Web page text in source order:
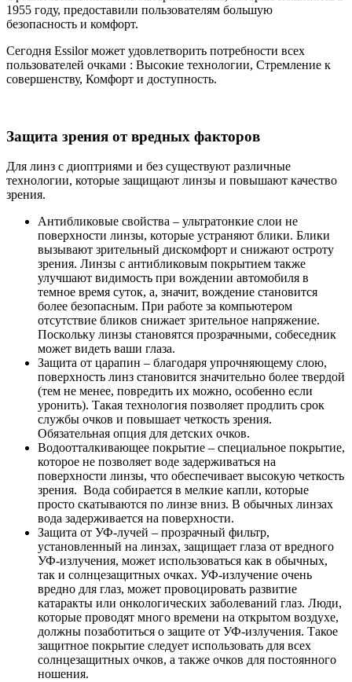
1955 году, предоставили пользователям большую
безопасность и комфорт.
Сегодня Essilor может удовлетворить потребности всех
пользователей очками : Высокие технологии, Стремление к
совершенству, Комфорт и доступность.
Защита зрения от вредных факторов
Для линз с диоптриями и без существуют различные
технологии, которые защищают линзы и повышают качество
зрения.
Антибликовые свойства – ультратонкие слои не
поверхности линзы, которые устраняют блики. Блики
вызывают зрительный дискомфорт и снижают остроту
зрения. Линзы с антибликовым покрытием также
улучшают видимость при вождении автомобиля в
темное время суток, а, значит, вождение становится
более безопасным. При работе за компьютером
отсутствие бликов снижает зрительное напряжение.
Поскольку линзы становятся прозрачными, собеседник
может видеть ваши глаза.
Защита от царапин – благодаря упрочняющему слою,
поверхность линз становится значительно более твердой
(тем не менее, повредить их можно, особенно если
уронить). Такая технология позволяет продлить срок
службы очков и повышает четкость зрения.
Обязательная опция для детских очков.
Водоотталкивающее покрытие – специальное покрытие,
которое не позволяет воде задерживаться на
поверхности линзы, что обеспечивает высокую четкость
зрения. Вода собирается в мелкие капли, которые
просто скатываются по линзе вниз. В обычных линзах
вода задерживается на поверхности.
Защита от УФ-лучей – прозрачный фильтр,
установленный на линзах, защищает глаза от вредного
УФ-излучения, может использоваться как в обычных,
так и солнцезащитных очках. УФ-излучение очень
вредно для глаз, может провоцировать развитие
катаракты или онкологических заболеваний глаз. Люди,
которые проводят много времени на открытом воздухе,
должны позаботиться о защите от УФ-излучения. Такое
защитное покрытие следует использовать для всех
солнцезащитных очков, а также очков для постоянного
ношения.